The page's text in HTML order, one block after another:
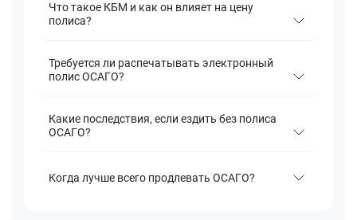
Что такое КБМ и как он влияет на цену
полиса?
Требуется ли распечатывать электронный
полис ОСАГО?
Какие последствия, если ездить без полиса
ОСАГО?
Когда лучше всего продлевать ОСАГО?